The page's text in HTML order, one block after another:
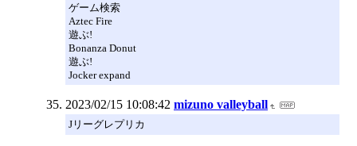
ゲーム検索
Aztec Fire
遊ぶ!
Bonanza Donut
遊ぶ!
Jocker expand
2023/02/15 10:08:42 mizuno valleyball
Jリーグレプリカ